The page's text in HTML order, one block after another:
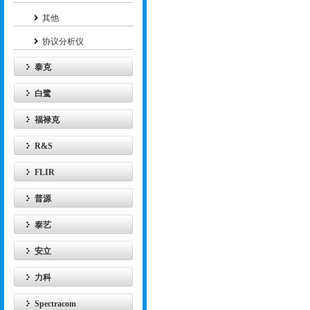
其他
协议分析仪
泰克
白鹭
福禄克
R&S
FLIR
普源
泰艺
安立
力科
Spectracom